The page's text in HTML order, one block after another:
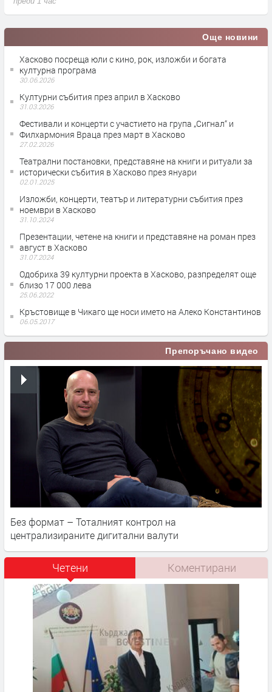
Още новини
Хасково посреща юли с кино, рок, изложби и богата
културна програма
30.06.2026
Културни събития през април в Хасково
31.03.2026
Фестивали и концерти с участието на група „Сигнал“ и
Филхармония Враца през март в Хасково
27.02.2026
Театрални постановки, представяне на книги и ритуали за
исторически събития в Хасково през януари
02.01.2025
Изложби, концерти, театър и литературни събития през
ноември в Хасково
31.10.2024
Презентации, четене на книги и представяне на роман през
август в Хасково
31.07.2024
Одобриха 39 културни проекта в Хасково, разпределят още
близо 17 000 лева
25.06.2022
Кръстовище в Чикаго ще носи името на Алеко Константинов
06.05.2017
Препоръчано видео
Без формат – Тоталният контрол на
централизираните дигитални валути
Четени Коментирани